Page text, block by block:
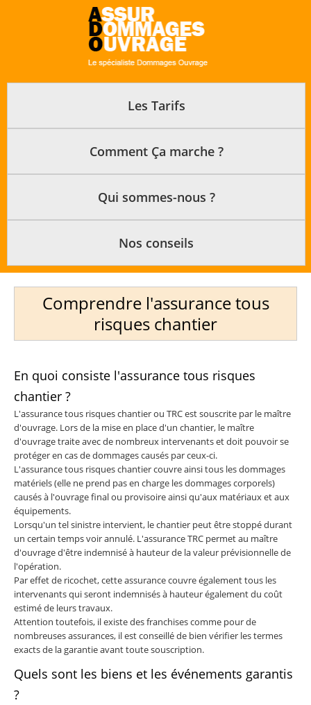
Les Tarifs
Comment Ça marche ?
Qui sommes-nous ?
Nos conseils
Comprendre l'assurance tous
risques chantier
En quoi consiste l'assurance tous risques
chantier ?
L'assurance tous risques chantier ou TRC est souscrite par le maître
d'ouvrage. Lors de la mise en place d'un chantier, le maître
d'ouvrage traite avec de nombreux intervenants et doit pouvoir se
protéger en cas de dommages causés par ceux-ci.
L'assurance tous risques chantier couvre ainsi tous les dommages
matériels (elle ne prend pas en charge les dommages corporels)
causés à l'ouvrage final ou provisoire ainsi qu'aux matériaux et aux
équipements.
Lorsqu'un tel sinistre intervient, le chantier peut être stoppé durant
un certain temps voir annulé. L'assurance TRC permet au maître
d'ouvrage d'être indemnisé à hauteur de la valeur prévisionnelle de
l'opération.
Par effet de ricochet, cette assurance couvre également tous les
intervenants qui seront indemnisés à hauteur également du coût
estimé de leurs travaux.
Attention toutefois, il existe des franchises comme pour de
nombreuses assurances, il est conseillé de bien vérifier les termes
exacts de la garantie avant toute souscription.
Quels sont les biens et les événements garantis
?